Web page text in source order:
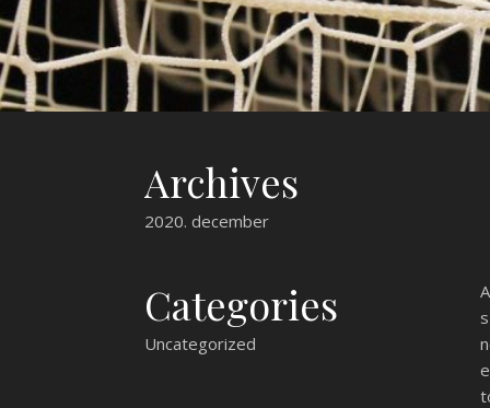
Archives
2020. december
Categories
Uncategorized